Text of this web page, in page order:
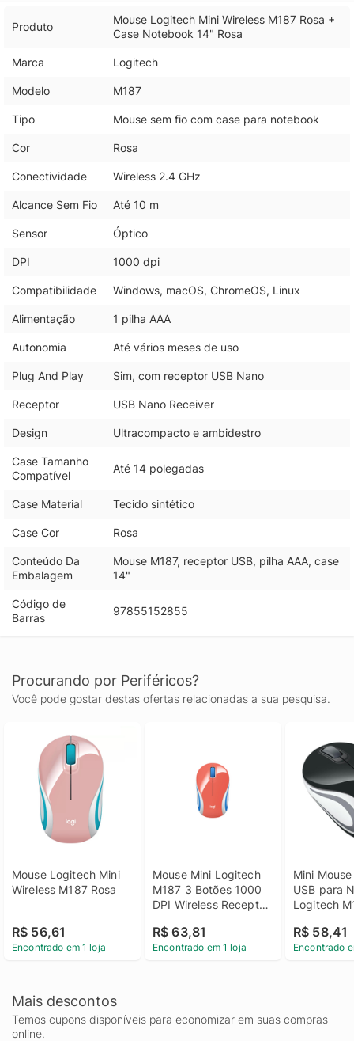
Produto
Mouse Logitech Mini Wireless M187 Rosa +
Case Notebook 14" Rosa
Marca Logitech
Modelo M187
Tipo Mouse sem fio com case para notebook
Cor Rosa
Conectividade Wireless 2.4 GHz
Alcance Sem Fio Até 10 m
Sensor Óptico
DPI 1000 dpi
Compatibilidade Windows, macOS, ChromeOS, Linux
Alimentação 1 pilha AAA
Autonomia Até vários meses de uso
Plug And Play Sim, com receptor USB Nano
Receptor USB Nano Receiver
Design Ultracompacto e ambidestro
Case Tamanho
Compatível
Até 14 polegadas
Case Material Tecido sintético
Case Cor Rosa
Conteúdo Da
Embalagem
Mouse M187, receptor USB, pilha AAA, case
14"
Código de
Barras
97855152855
Procurando por Periféricos?
Você pode gostar destas ofertas relacionadas a sua pesquisa.
Mouse Logitech Mini
Wireless M187 Rosa
R$ 56,61
Encontrado em 1 loja
Mouse Mini Logitech
M187 3 Botões 1000
DPI Wireless Receptor
R$ 63,81
Encontrado em 1 loja
Mini
USB para
Logitech
R$ 58,41
Encontrado
Mais descontos
Temos cupons disponíveis para economizar em suas compras
online.